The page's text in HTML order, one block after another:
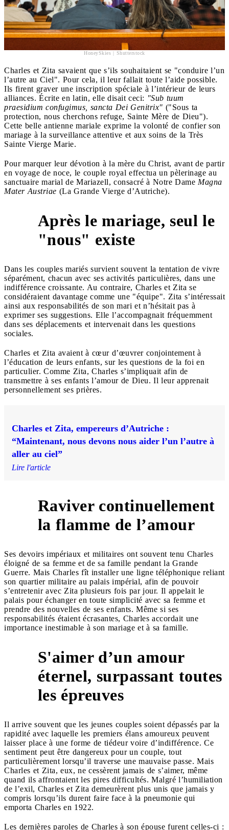
HoneySkies | Shutterstock
Charles et Zita savaient que s’ils souhaitaient se "conduire l’un
l’autre au Ciel". Pour cela, il leur fallait toute l’aide possible.
Ils firent graver une inscription spéciale à l’intérieur de leurs
alliances. Écrite en latin, elle disait ceci: "Sub tuum
praesidium confugimus, sancta Dei Genitrix" ("Sous ta
protection, nous cherchons refuge, Sainte Mère de Dieu").
Cette belle antienne mariale exprime la volonté de confier son
mariage à la surveillance attentive et aux soins de la Très
Sainte Vierge Marie.
Pour marquer leur dévotion à la mère du Christ, avant de partir
en voyage de noce, le couple royal effectua un pèlerinage au
sanctuaire marial de Mariazell, consacré à Notre Dame Magna
Mater Austriae (La Grande Vierge d’Autriche).
Après le mariage, seul le
"nous" existe
Dans les couples mariés survient souvent la tentation de vivre
séparément, chacun avec ses activités particulières, dans une
indifférence croissante. Au contraire, Charles et Zita se
considéraient davantage comme une "équipe". Zita s’intéressait
ainsi aux responsabilités de son mari et n’hésitait pas à
exprimer ses suggestions. Elle l’accompagnait fréquemment
dans ses déplacements et intervenait dans les questions
sociales.
Charles et Zita avaient à cœur d’œuvrer conjointement à
l’éducation de leurs enfants, sur les questions de la foi en
particulier. Comme Zita, Charles s’impliquait afin de
transmettre à ses enfants l’amour de Dieu. Il leur apprenait
personnellement ses prières.
Charles et Zita, empereurs d’Autriche :
“Maintenant, nous devons nous aider l’un l’autre à
aller au ciel”
Lire l'article
Raviver continuellement
la flamme de l’amour
Ses devoirs impériaux et militaires ont souvent tenu Charles
éloigné de sa femme et de sa famille pendant la Grande
Guerre. Mais Charles fît installer une ligne téléphonique reliant
son quartier militaire au palais impérial, afin de pouvoir
s’entretenir avec Zita plusieurs fois par jour. Il appelait le
palais pour échanger en toute simplicité avec sa femme et
prendre des nouvelles de ses enfants. Même si ses
responsabilités étaient écrasantes, Charles accordait une
importance inestimable à son mariage et à sa famille.
S'aimer d’un amour
éternel, surpassant toutes
les épreuves
Il arrive souvent que les jeunes couples soient dépassés par la
rapidité avec laquelle les premiers élans amoureux peuvent
laisser place à une forme de tiédeur voire d’indifférence. Ce
sentiment peut être dangereux pour un couple, tout
particulièrement lorsqu’il traverse une mauvaise passe. Mais
Charles et Zita, eux, ne cessèrent jamais de s’aimer, même
quand ils affrontaient les pires difficultés. Malgré l’humiliation
de l’exil, Charles et Zita demeurèrent plus unis que jamais y
compris lorsqu’ils durent faire face à la pneumonie qui
emporta Charles en 1922.
Les dernières paroles de Charles à son épouse furent celles-ci :